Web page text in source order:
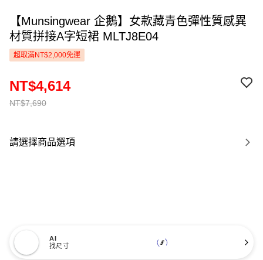
【Munsingwear 企鵝】女款藏青色彈性質感異
材質拼接A字短裙 MLTJ8E04
超取滿NT$2,000免運
NT$7,690
NT$4,614
請選擇商品選項
AI
找尺寸